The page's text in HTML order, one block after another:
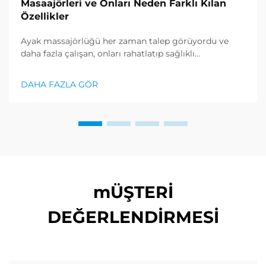
Masaajörleri ve Onları Neden Farklı Kılan
Özellikler
Ayak massajörlüğü her zaman talep görüyordu ve
daha fazla çalışan, onları rahatlatıp sağlıklı
olduğundan, bu talep hatta daha da arttı. Bu kapsamlı
alım rehberi...
DAHA FAZLA GÖR
mÜŞTERİ
DEĞERLENDİRMESİ